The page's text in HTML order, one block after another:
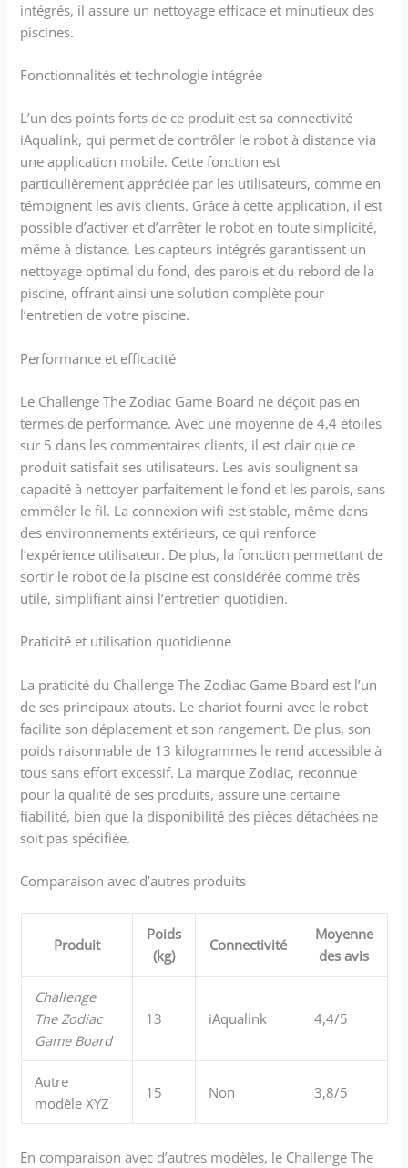
intégrés, il assure un nettoyage efficace et minutieux des
piscines.
Fonctionnalités et technologie intégrée
L’un des points forts de ce produit est sa connectivité
iAqualink, qui permet de contrôler le robot à distance via
une application mobile. Cette fonction est
particulièrement appréciée par les utilisateurs, comme en
témoignent les avis clients. Grâce à cette application, il est
possible d’activer et d’arrêter le robot en toute simplicité,
même à distance. Les capteurs intégrés garantissent un
nettoyage optimal du fond, des parois et du rebord de la
piscine, offrant ainsi une solution complète pour
l’entretien de votre piscine.
Performance et efficacité
Le Challenge The Zodiac Game Board ne déçoit pas en
termes de performance. Avec une moyenne de 4,4 étoiles
sur 5 dans les commentaires clients, il est clair que ce
produit satisfait ses utilisateurs. Les avis soulignent sa
capacité à nettoyer parfaitement le fond et les parois, sans
emmêler le fil. La connexion wifi est stable, même dans
des environnements extérieurs, ce qui renforce
l’expérience utilisateur. De plus, la fonction permettant de
sortir le robot de la piscine est considérée comme très
utile, simplifiant ainsi l’entretien quotidien.
Praticité et utilisation quotidienne
La praticité du Challenge The Zodiac Game Board est l’un
de ses principaux atouts. Le chariot fourni avec le robot
facilite son déplacement et son rangement. De plus, son
poids raisonnable de 13 kilogrammes le rend accessible à
tous sans effort excessif. La marque Zodiac, reconnue
pour la qualité de ses produits, assure une certaine
fiabilité, bien que la disponibilité des pièces détachées ne
soit pas spécifiée.
Comparaison avec d’autres produits
Produit
Poids
(kg)
Connectivité
Moyenne
des avis
Challenge
The Zodiac
Game Board
13 iAqualink 4,4/5
Autre
modèle XYZ
15 Non 3,8/5
En comparaison avec d’autres modèles, le Challenge The